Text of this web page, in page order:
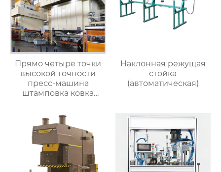
Прямо четыре точки
высокой точности
пресс-машина
штамповка ковка
Наклонная режущая
стойка
(автоматическая)